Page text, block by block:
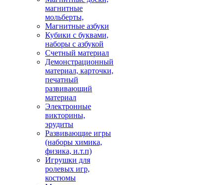
магнитные
мольберты,
Магнитные азбуки
Кубики с буквами,
наборы с азбукой
Счетный материал
Демонстрационный
материал, карточки,
печатный
развивающий
материал
Электронные
викторины,
эрудиты
Развивающие игры
(наборы химика,
физика, и.т.п)
Игрушки для
ролевых игр,
костюмы